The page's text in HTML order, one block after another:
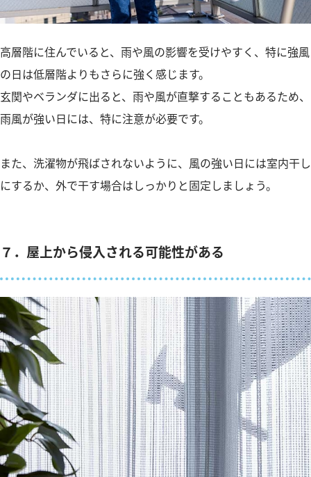
高層階に住んでいると、雨や風の影響を受けやすく、特に強風
の日は低層階よりもさらに強く感じます。
玄関やベランダに出ると、雨や風が直撃することもあるため、
雨風が強い日には、特に注意が必要です。
また、洗濯物が飛ばされないように、風の強い日には室内干し
にするか、外で干す場合はしっかりと固定しましょう。
７．屋上から侵入される可能性がある